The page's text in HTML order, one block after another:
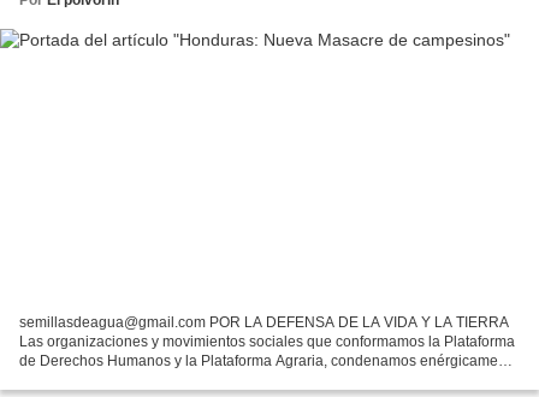
semillasdeagua@gmail.com POR LA DEFENSA DE LA VIDA Y LA TIERRA
Las organizaciones y movimientos sociales que conformamos la Plataforma
de Derechos Humanos y la Plataforma Agraria, condenamos enérgicamente